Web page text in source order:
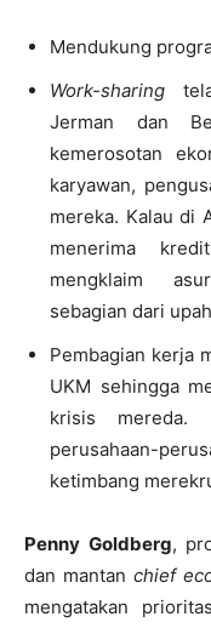
Mendukung
Work-sharing
Jerman dan
kemerosotan
karyawan,
mereka. Kalau di
menerima
mengklaim
sebagian dari
Pembagian kerja
UKM sehingga
krisis mereda.
perusahaan-
ketimbang
Penny Goldberg,
dan mantan chief
mengatakan